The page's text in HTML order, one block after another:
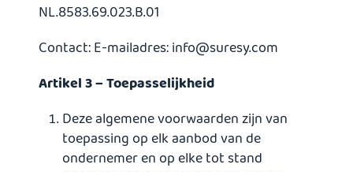
NL.8583.69.023.B.01
Contact: E-mailadres:info@suresy.com
Artikel 3 – Toepasselijkheid
Deze algemene voorwaarden zijn van
toepassing op elk aanbod van de
ondernemer en op elke tot stand